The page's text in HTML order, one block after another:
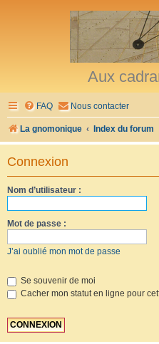
Aux
FAQ Nous contacter
La gnomonique Index du forum
Connexion
Nom d’utilisateur :
Mot de passe :
J’ai oublié mon mot de passe
Se souvenir de moi
Cacher mon statut en ligne pour